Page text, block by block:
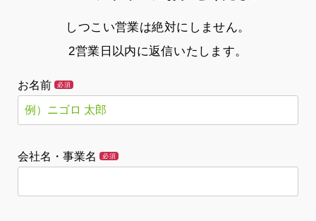
しつこい営業は絶対にしません。
2営業日以内に返信いたします。
お名前 必須
会社名・事業名 必須